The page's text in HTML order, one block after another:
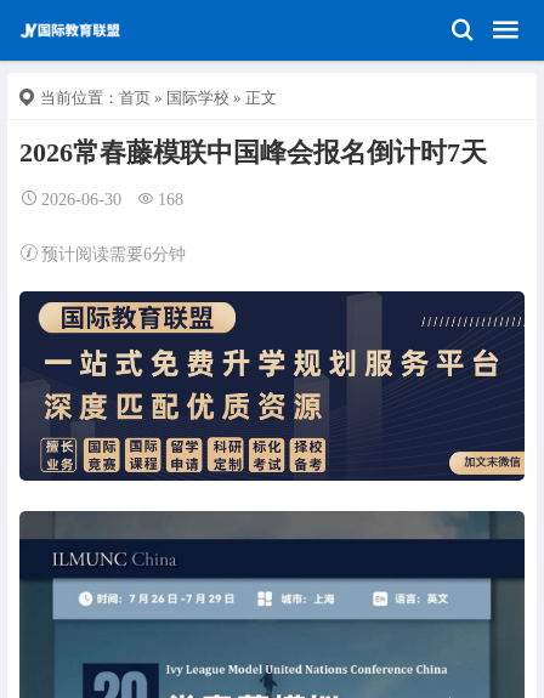
当前位置： 首页 » 国际学校 » 正文
2026常春藤模联中国峰会报名倒计时7天
2026-06-30 168
预计阅读需要6分钟